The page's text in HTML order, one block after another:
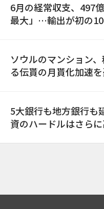
6月の経常収支、497
最大」…輸出が初の
ソウルのマンション
る伝貰の月貰化加速
5大銀行も地方銀行
資のハードルはさらに